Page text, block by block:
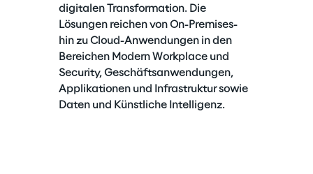
digitalen Transformation. Die
Lösungen reichen von On-Premises-
hin zu Cloud-Anwendungen in den
Bereichen Modern Workplace und
Security, Geschäftsanwendungen,
Applikationen und Infrastruktur sowie
Daten und Künstliche Intelligenz.